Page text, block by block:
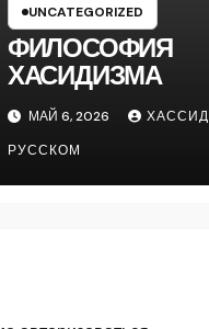
UNCATEGORIZED
ФИЛОСОФИЯ
ХАСИДИЗМА
МАЙ 6, 2026
РУССКОМ